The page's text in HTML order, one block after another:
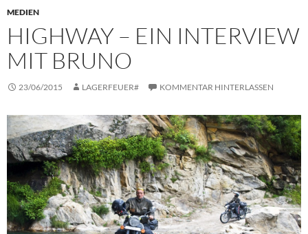
MEDIEN
HIGHWAY – EIN INTERVIEW
MIT BRUNO
23/06/2015 LAGERFEUER# KOMMENTAR HINTERLASSEN